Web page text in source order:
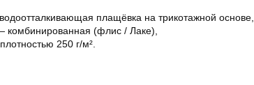
плащёвка на трикотажной основе,
комбинированная (флис / Лаке),
250 г/м².